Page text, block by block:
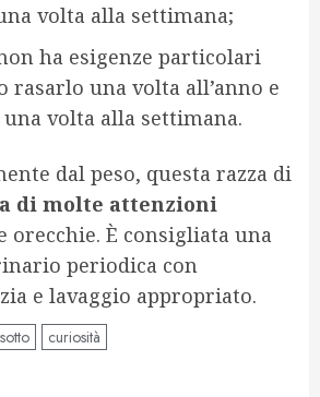
volta alla settimana;
ha esigenze particolari
rasarlo una volta all’anno e
volta alla settimana.
dal peso, questa razza di
di molte attenzioni
orecchie. È consigliata una
periodica con
e lavaggio appropriato.
curiosità